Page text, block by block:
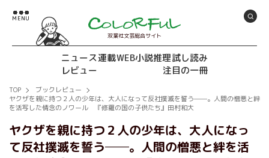
双葉社文芸総合サイト
ニュース連載WEB小説推理試し読み
レビュー
注目の一冊
TOP
ブックレビュー
ヤクザを親に持つ２人の少年は、大人になって反社撲滅を誓う──。人間の憎悪と絆
を活写した情念のノワール 『修羅の国の子供たち』田村和大
ヤクザを親に持つ２人の少年は、大人になっ
て反社撲滅を誓う──。人間の憎悪と絆を活